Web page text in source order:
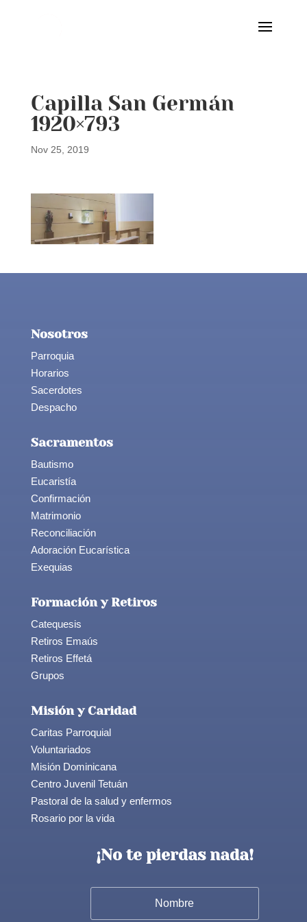
Capilla San Germán
1920×793
Nov 25, 2019
Nosotros
Parroquia
Horarios
Sacerdotes
Despacho
Sacramentos
Bautismo
Eucaristía
Confirmación
Matrimonio
Reconciliación
Adoración Eucarística
Exequias
Formación y Retiros
Catequesis
Retiros Emaús
Retiros Effetá
Grupos
Misión y Caridad
Caritas Parroquial
Voluntariados
Misión Dominicana
Centro Juvenil Tetuán
Pastoral de la salud y enfermos
Rosario por la vida
¡No te pierdas nada!